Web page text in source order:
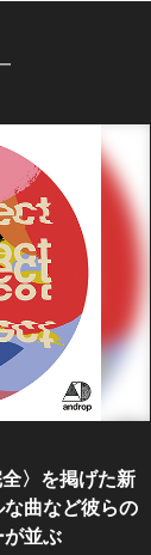
〉を掲げた新
曲など彼らの
が並ぶ